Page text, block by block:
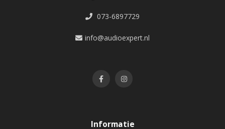
073-6897729
info@audioexpert.nl
Informatie